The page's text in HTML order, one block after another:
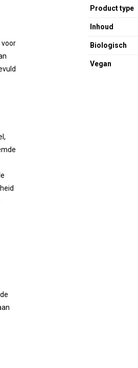
voor
Product type
Inhoud
Biologisch
Vegan